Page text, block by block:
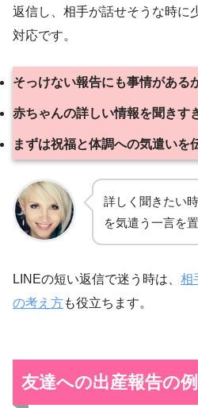
返信し、相手が話せそうな時に
対応です。
そっけない報告にも事情がある
赤ちゃんの詳しい情報を聞きす
まずは祝福と体調への気遣いを
詳しく聞きたい
を気遣う一言を
LINEの短い返信で迷う時は、 相
の考え方も役立ちます。
友達への出産報告の